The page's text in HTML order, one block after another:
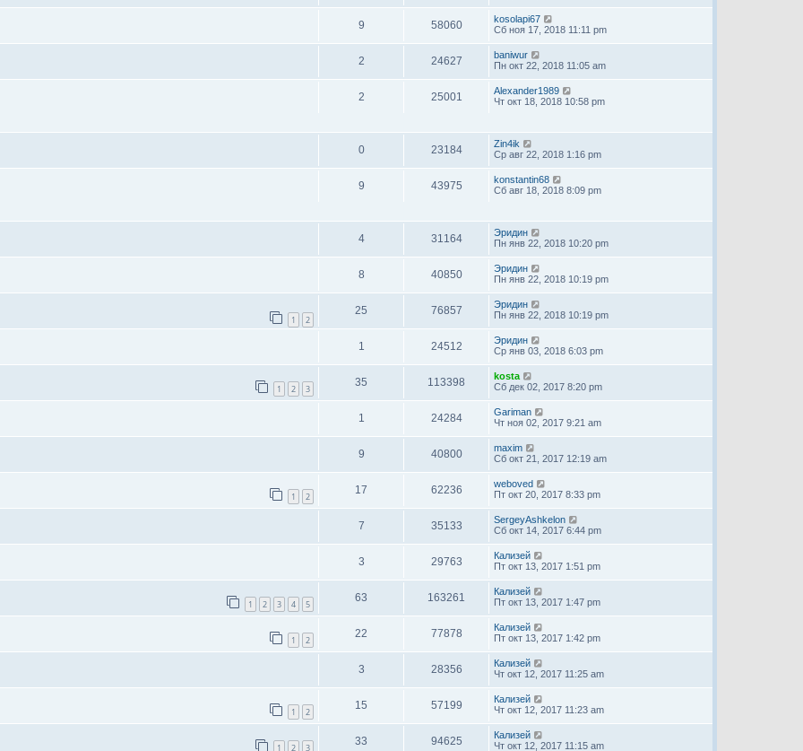
9 58060
kosolapi67
Сб ноя 17, 2018 11:11 pm
2 24627
baniwur
Пн окт 22, 2018 11:05 am
2 25001
Alexander1989
Чт окт 18, 2018 10:58 pm
0 23184
Zin4ik
Ср авг 22, 2018 1:16 pm
9 43975
konstantin68
Сб авг 18, 2018 8:09 pm
4 31164
Эридин
Пн янв 22, 2018 10:20 pm
8 40850
Эридин
Пн янв 22, 2018 10:19 pm
1 2
25 76857
Эридин
Пн янв 22, 2018 10:19 pm
1 24512
Эридин
Ср янв 03, 2018 6:03 pm
1 2 3
35 113398
kosta
Сб дек 02, 2017 8:20 pm
1 24284
Gariman
Чт ноя 02, 2017 9:21 am
9 40800
maxim
Сб окт 21, 2017 12:19 am
1 2
17 62236
weboved
Пт окт 20, 2017 8:33 pm
7 35133
SergeyAshkelon
Сб окт 14, 2017 6:44 pm
3 29763
Кализей
Пт окт 13, 2017 1:51 pm
1 2 3 4 5
63 163261
Кализей
Пт окт 13, 2017 1:47 pm
1 2
22 77878
Кализей
Пт окт 13, 2017 1:42 pm
3 28356
Кализей
Чт окт 12, 2017 11:25 am
1 2
15 57199
Кализей
Чт окт 12, 2017 11:23 am
1 2 3
33 94625
Кализей
Чт окт 12, 2017 11:15 am